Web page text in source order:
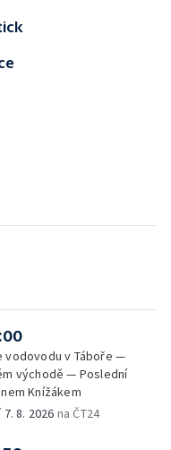
vodovodu v Táboře —
východě — Poslední
Knížákem
7. 8. 2026 na ČT24